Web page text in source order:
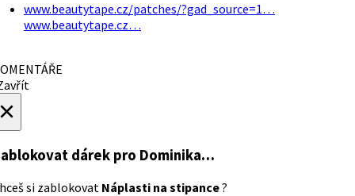
www.beautytape.cz/patches/?gad_source=1…
www.beautytape.cz…
dárek pro Dominika…
si zablokovat Náplasti na stipance?